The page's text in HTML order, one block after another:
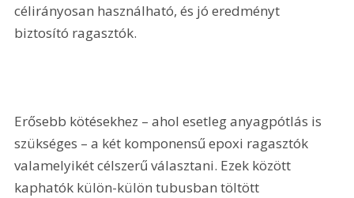
célirányosan használható, és jó eredményt
biztosító ragasztók.
Erősebb kötésekhez – ahol esetleg anyagpótlás is
szükséges – a két komponensű epoxi ragasztók
valamelyikét célszerű választani. Ezek között
kaphatók külön-külön tubusban töltött